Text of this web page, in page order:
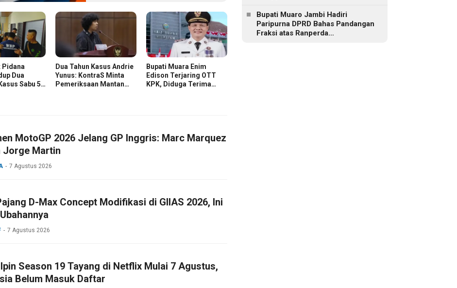
Pidana
Dua
Sabu 58
Dua Tahun Kasus Andrie
Yunus: KontraS Minta
Pemeriksaan Mantan
Bupati Muara Enim
Edison Terjaring OTT
KPK, Diduga Terima
MotoGP 2026 Jelang GP Inggris: Marc Marquez
Jorge Martin
7 Agustus 2026
D-Max Concept Modifikasi di GIIAS 2026, Ini
7 Agustus 2026
Season 19 Tayang di Netflix Mulai 7 Agustus,
Belum Masuk Daftar
Bupati Muaro Jambi Hadiri
Paripurna DPRD Bahas Pandangan
Fraksi atas Ranperda